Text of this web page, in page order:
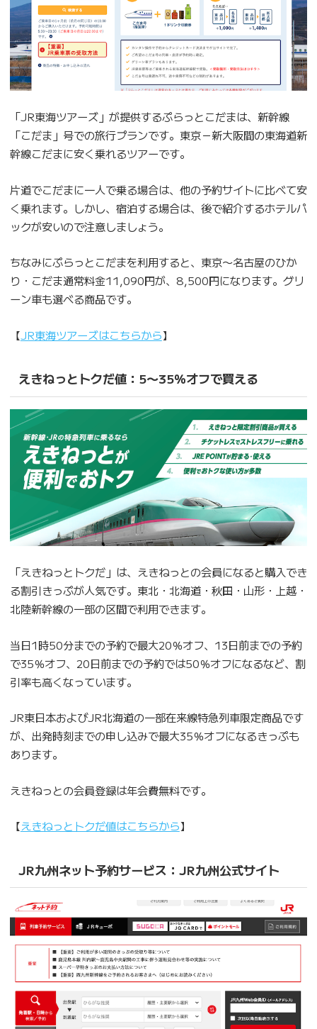
「JR東海ツアーズ」が提供するぷらっとこだまは、新幹線
「こだま」号での旅行プランです。東京－新大阪間の東海道新
幹線こだまに安く乗れるツアーです。
片道でこだまに一人で乗る場合は、他の予約サイトに比べて安
く乗れます。しかし、宿泊する場合は、後で紹介するホテルパ
ックが安いので注意しましょう。
ちなみにぷらっとこだまを利用すると、東京〜名古屋のひか
り・こだま通常料金11,090円が、8,500円になります。グリ
ーン車も選べる商品です。
【JR東海ツアーズはこちらから】
えきねっとトクだ値：5〜35％オフで買える
「えきねっとトクだ」は、えきねっとの会員になると購入でき
る割引きっぷが人気です。東北・北海道・秋田・山形・上越・
北陸新幹線の一部の区間で利用できます。
当日1時50分までの予約で最大20％オフ、13日前までの予約
で35％オフ、20日前までの予約では50％オフになるなど、割
引率も高くなっています。
JR東日本およびJR北海道の一部在来線特急列車限定商品です
が、出発時刻までの申し込みで最大35％オフになるきっぷも
あります。
えきねっとの会員登録は年会費無料です。
【えきねっとトクだ値はこちらから】
JR九州ネット予約サービス：JR九州公式サイト